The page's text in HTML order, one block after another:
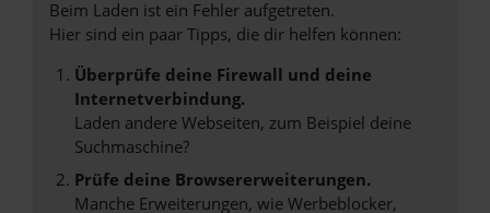
Beim Laden ist ein Fehler aufgetreten.
Hier sind ein paar Tipps, die dir helfen können:
Überprüfe deine Firewall und deine
Internetverbindung.
Laden andere Webseiten, zum Beispiel deine
Suchmaschine?
Prüfe deine Browsererweiterungen.
Manche Erweiterungen, wie Werbeblocker,